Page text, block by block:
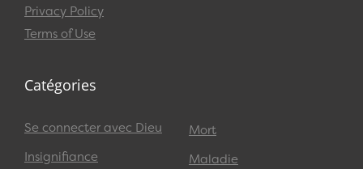
Privacy Policy
Terms of Use
Catégories
Se connecter avec Dieu
Insignifiance
Mort
Maladie